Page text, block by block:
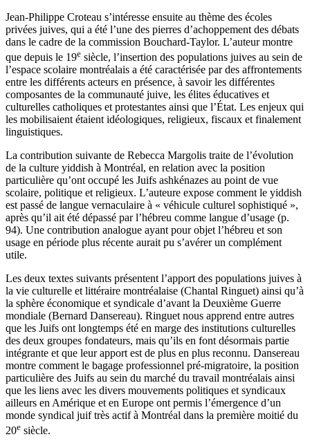
Jean-Philippe Croteau s’intéresse ensuite au thème des écoles
privées juives, qui a été l’une des pierres d’achoppement des débats
dans le cadre de la commission Bouchard-Taylor. L’auteur montre
que depuis le 19e siècle, l’insertion des populations juives au sein de
l’espace scolaire montréalais a été caractérisée par des affrontements
entre les différents acteurs en présence, à savoir les différentes
composantes de la communauté juive, les élites éducatives et
culturelles catholiques et protestantes ainsi que l’État. Les enjeux qui
les mobilisaient étaient idéologiques, religieux, fiscaux et finalement
linguistiques.
La contribution suivante de Rebecca Margolis traite de l’évolution
de la culture yiddish à Montréal, en relation avec la position
particulière qu’ont occupé les Juifs ashkénazes au point de vue
scolaire, politique et religieux. L’auteure expose comment le yiddish
est passé de langue vernaculaire à « véhicule culturel sophistiqué »,
après qu’il ait été dépassé par l’hébreu comme langue d’usage (p.
94). Une contribution analogue ayant pour objet l’hébreu et son
usage en période plus récente aurait pu s’avérer un complément
utile.
Les deux textes suivants présentent l’apport des populations juives à
la vie culturelle et littéraire montréalaise (Chantal Ringuet) ainsi qu’à
la sphère économique et syndicale d’avant la Deuxième Guerre
mondiale (Bernard Dansereau). Ringuet nous apprend entre autres
que les Juifs ont longtemps été en marge des institutions culturelles
des deux groupes fondateurs, mais qu’ils en font désormais partie
intégrante et que leur apport est de plus en plus reconnu. Dansereau
montre comment le bagage professionnel pré-migratoire, la position
particulière des Juifs au sein du marché du travail montréalais ainsi
que les liens avec les divers mouvements politiques et syndicaux
ailleurs en Amérique et en Europe ont permis l’émergence d’un
monde syndical juif très actif à Montréal dans la première moitié du
20e siècle.